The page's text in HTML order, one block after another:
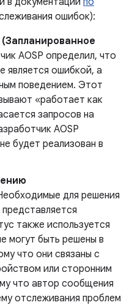
ошибок):
AOSP определил, что
является ошибкой, а
поведением. Этот
«работает как
запросов на
AOSP
будет реализован в
для решения
также используется
могут быть решены в
что они связаны с
или сторонним
что автор сообщения
отслеживания проблем